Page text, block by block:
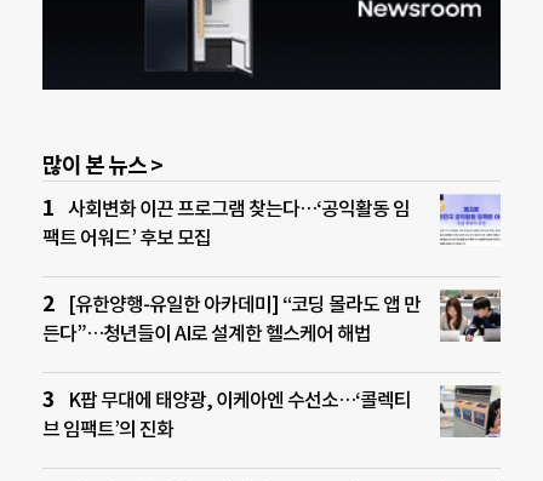
많이 본 뉴스 >
사회변화 이끈 프로그램 찾는다…‘공익활동 임
팩트 어워드’ 후보 모집
[유한양행-유일한 아카데미] “코딩 몰라도 앱 만
든다”…청년들이 AI로 설계한 헬스케어 해법
K팝 무대에 태양광, 이케아엔 수선소…‘콜렉티
브 임팩트’의 진화